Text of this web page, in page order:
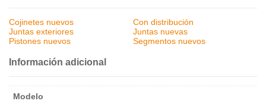
Cojinetes nuevos
Con distribución
Juntas exteriores
Juntas nuevas
Pistones nuevos
Segmentos nuevos
Información adicional
Modelo